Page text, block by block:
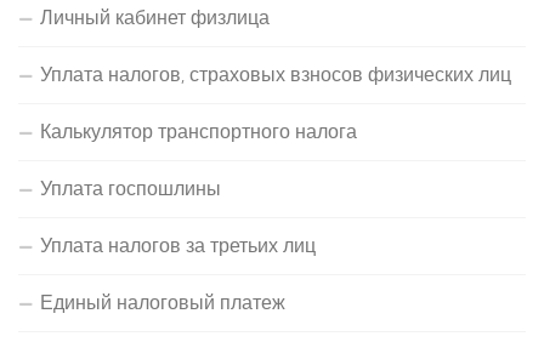
Личный кабинет физлица
Уплата налогов, страховых взносов физических лиц
Калькулятор транспортного налога
Уплата госпошлины
Уплата налогов за третьих лиц
Единый налоговый платеж